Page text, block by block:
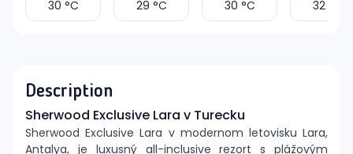
30 °C
29 °C
30 °C
32
Description
Sherwood Exclusive Lara v Turecku
Sherwood Exclusive Lara v modernom letovisku Lara,
Antalya, je luxusný all-inclusive rezort s plážovým